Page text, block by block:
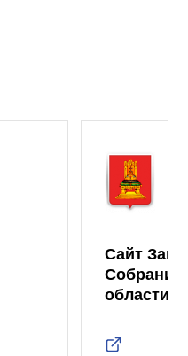
Сайт
Собрания
области